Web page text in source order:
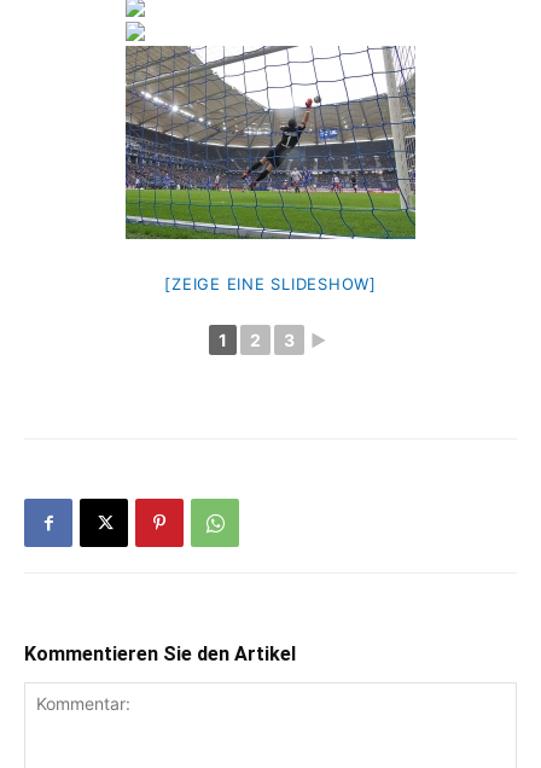
[ZEIGE EINE SLIDESHOW]
1 2 3 ►
Kommentieren Sie den Artikel